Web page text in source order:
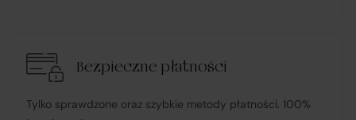
Bezpieczne płatności
Tylko sprawdzone oraz szybkie metody płatności. 100%